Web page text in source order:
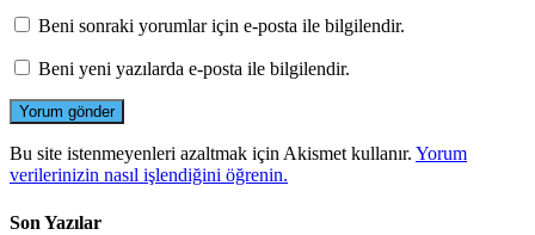
Beni sonraki yorumlar için e-posta ile bilgilendir.
Beni yeni yazılarda e-posta ile bilgilendir.
Bu site istenmeyenleri azaltmak için Akismet kullanır. Yorum
verilerinizin nasıl işlendiğini öğrenin.
Son Yazılar